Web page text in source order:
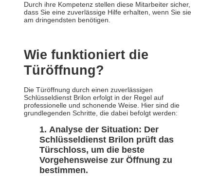
Durch ihre Kompetenz stellen diese Mitarbeiter sicher,
dass Sie eine zuverlässige Hilfe erhalten, wenn Sie sie
am dringendsten benötigen.
Wie funktioniert die
Türöffnung?
Die Türöffnung durch einen zuverlässigen
Schlüsseldienst Brilon erfolgt in der Regel auf
professionelle und schonende Weise. Hier sind die
grundlegenden Schritte, die dabei befolgt werden:
Analyse der Situation: Der
Schlüsseldienst Brilon prüft das
Türschloss, um die beste
Vorgehensweise zur Öffnung zu
bestimmen.